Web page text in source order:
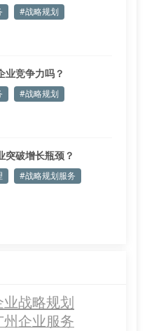
#战略规划
业竞争力吗？
#战略规划
突破增长瓶颈？
#战略规划服务
业战略规划
州企业服务